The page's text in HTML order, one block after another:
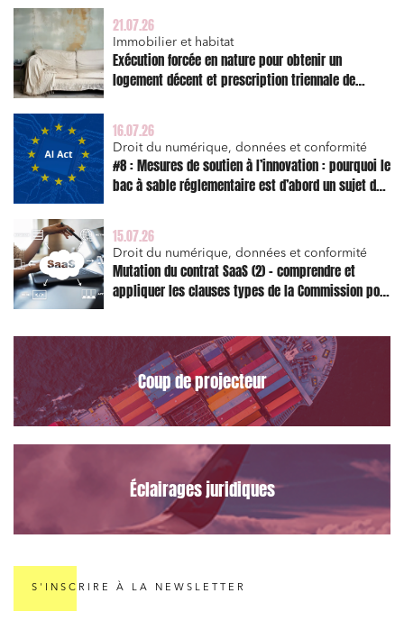
21.07.26
Immobilier et habitat
Exécution forcée en nature pour obtenir un
logement décent et prescription triennale de
16.07.26
Droit du numérique, données et conformité
#8 : Mesures de soutien à l’innovation : pourquoi le
bac à sable réglementaire est d’abord un sujet de
15.07.26
Droit du numérique, données et conformité
Mutation du contrat SaaS (2) – comprendre et
appliquer les clauses types de la Commission pour
Coup de projecteur
Éclairages juridiques
S'INSCRIRE À LA NEWSLETTER
Banque finance et assurance
Droit des sociétés et Fusions-Acquisitions
J'ai lu et j'accepte lapolitique de confidentialité